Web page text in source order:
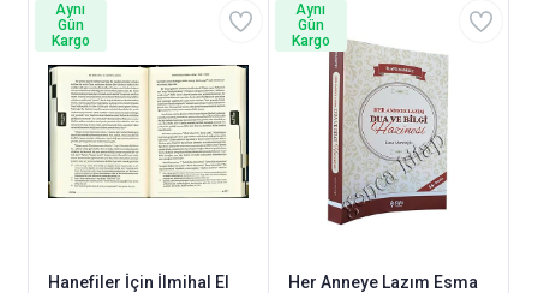
Hanefiler İçin İlmihal El
Aynı
Gün
Kargo
Her Anneye Lazım Esma
Aynı
Gün
Kargo